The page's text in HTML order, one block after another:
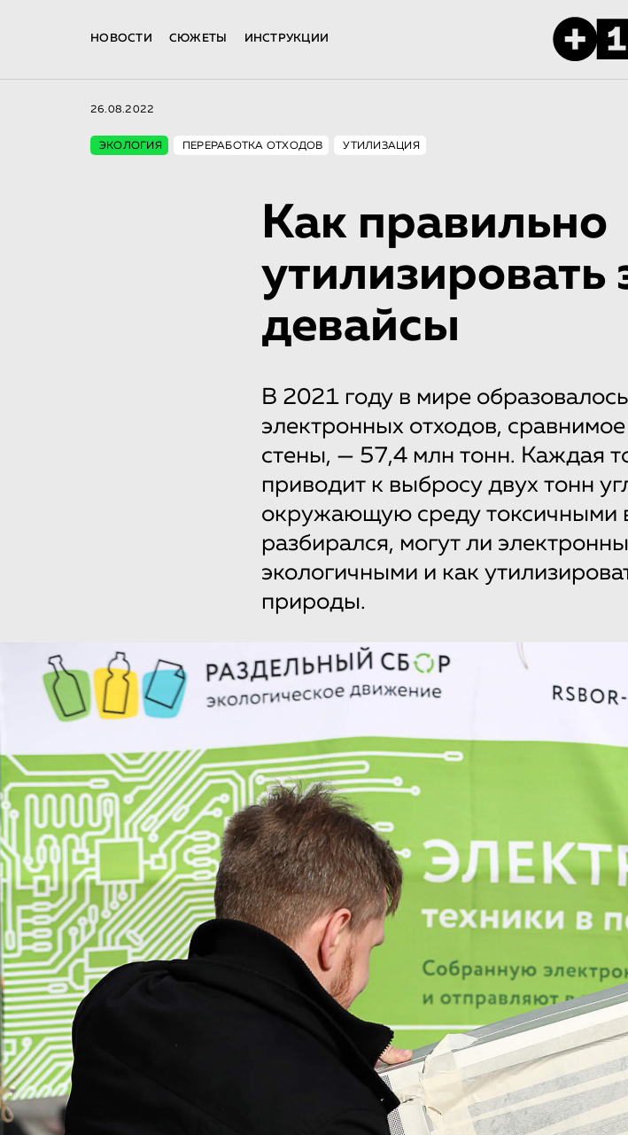
НОВОСТИ СЮЖЕТЫ ИНСТРУКЦИИ
26.08.2022
ЭКОЛОГИЯ ПЕРЕРАБОТКА ОТХОДОВ УТИЛИЗАЦИЯ
Как правильно
утилизировать
девайсы
В 2021 году в мире
электронных отходов,
стены, — 57,4 млн тонн. Каждая
приводит к выбросу двух тонн
окружающую среду токсичными
разбирался, могут ли
экологичными и как
природы.